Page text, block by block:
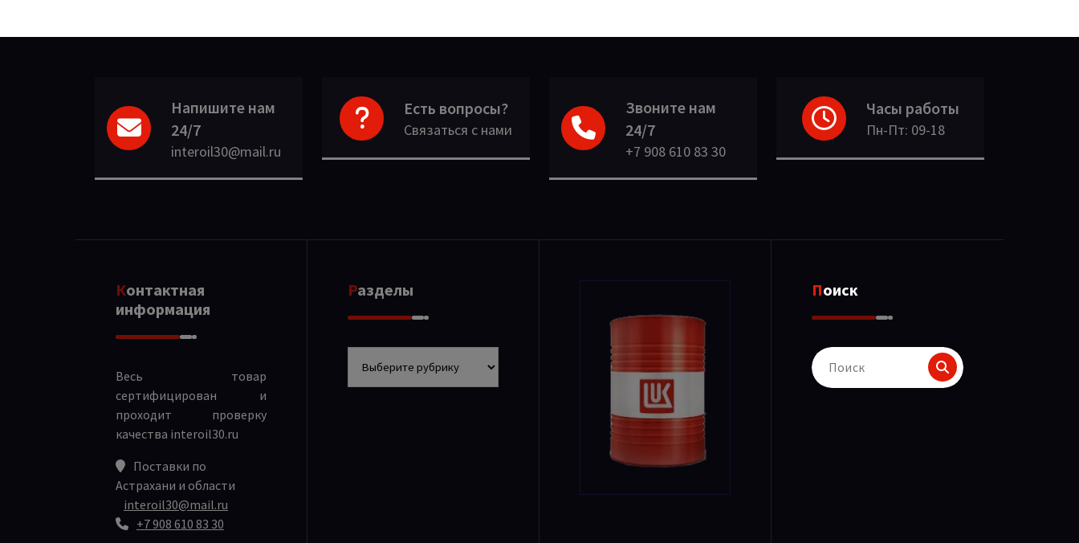
Напишите нам
24/7
interoil30@mail.ru
Есть вопросы?
Связаться с нами
Звоните нам
24/7
+7 908 610 83 30
Часы работы
Пн-Пт: 09-18
Контактная
информация
Весь товар
сертифицирован и
проходит проверку
качества interoil30.ru
Поставки по
Астрахани и области
interoil30@mail.ru
+7 908 610 83 30
Разделы Поиск
Поиск
для: